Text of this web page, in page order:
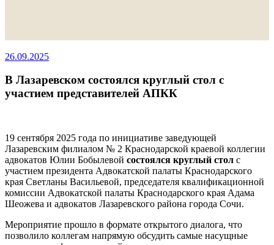
26.09.2025
В Лазаревском состоялся круглый стол с
участием представителей АПКК
19 сентября 2025 года по инициативе заведующей
Лазаревским филиалом № 2 Краснодарской краевой коллегии
адвокатов Юлии Бобылевой состоялся круглый стол с
участием президента Адвокатской палаты Краснодарского
края Светланы Васильевой, председателя квалификационной
комиссии Адвокатской палаты Краснодарского края Адама
Шеожева и адвокатов Лазаревского района города Сочи.
Мероприятие прошло в формате открытого диалога, что
позволило коллегам напрямую обсудить самые насущные